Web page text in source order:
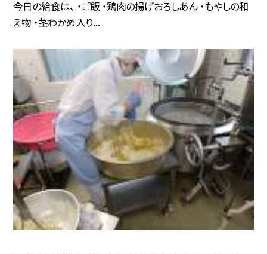
今日の給食は、 ・ご飯 ・鶏肉の揚げおろしあん ・もやしの和
え物 ・茎わかめ入り...